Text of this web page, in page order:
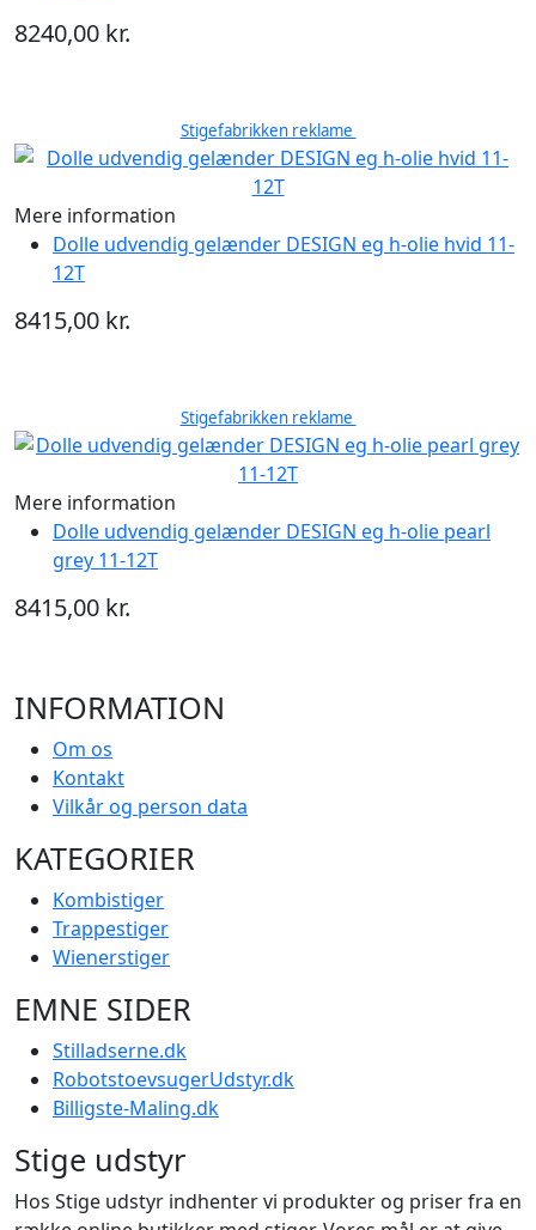
8240,00 kr.
Stigefabrikken reklame
Mere information
Dolle udvendig gelænder DESIGN eg h-olie hvid 11-
12T
8415,00 kr.
Stigefabrikken reklame
Mere information
Dolle udvendig gelænder DESIGN eg h-olie pearl
grey 11-12T
8415,00 kr.
INFORMATION
Om os
Kontakt
Vilkår og person data
KATEGORIER
Kombistiger
Trappestiger
Wienerstiger
EMNE SIDER
Stilladserne.dk
RobotstoevsugerUdstyr.dk
Billigste-Maling.dk
Stige udstyr
Hos Stige udstyr indhenter vi produkter og priser fra en